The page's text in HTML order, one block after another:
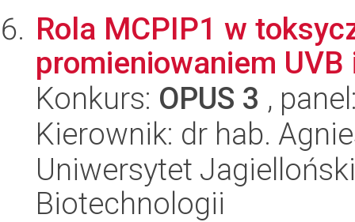
Rola MCPIP1 w
promieniowaniem
Konkurs: OPUS 3 ,
Kierownik: dr hab.
Uniwersytet
Biotechnologii